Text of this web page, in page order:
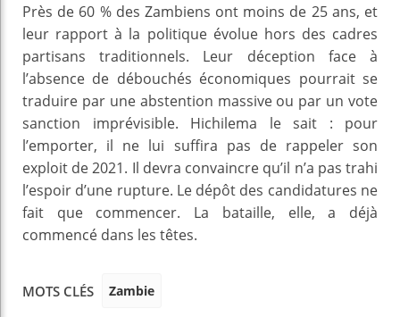
Près de 60 % des Zambiens ont moins de 25 ans, et
leur rapport à la politique évolue hors des cadres
partisans traditionnels. Leur déception face à
l’absence de débouchés économiques pourrait se
traduire par une abstention massive ou par un vote
sanction imprévisible. Hichilema le sait : pour
l’emporter, il ne lui suffira pas de rappeler son
exploit de 2021. Il devra convaincre qu’il n’a pas trahi
l’espoir d’une rupture. Le dépôt des candidatures ne
fait que commencer. La bataille, elle, a déjà
commencé dans les têtes.
MOTS CLÉS Zambie